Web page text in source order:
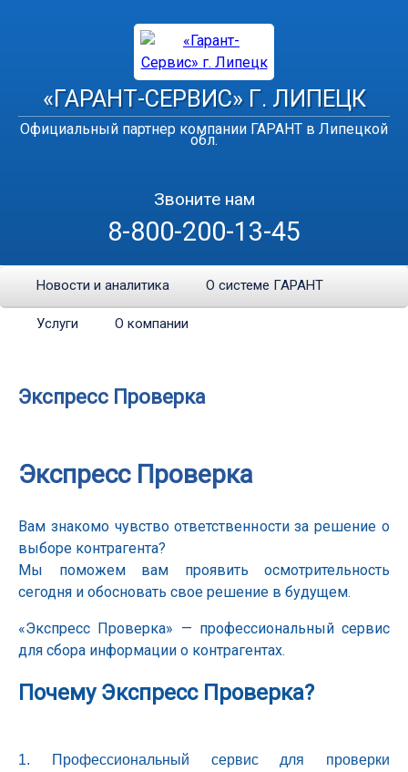
«ГАРАНТ-СЕРВИС» Г. ЛИПЕЦК
Официальный партнер компании ГАРАНТ в Липецкой
обл.
Звоните нам
8-800-200-13-45
Новости и аналитика О системе ГАРАНТ
Услуги О компании
Экспресс Проверка
Экспресс Проверка
Вам знакомо чувство ответственности за решение о
выборе контрагента?
Мы поможем вам проявить осмотрительность
сегодня и обосновать свое решение в будущем.
«Экспресс Проверка» — профессиональный сервис
для сбора информации о контрагентах.
Почему Экспресс Проверка?
1. Профессиональный сервис для проверки